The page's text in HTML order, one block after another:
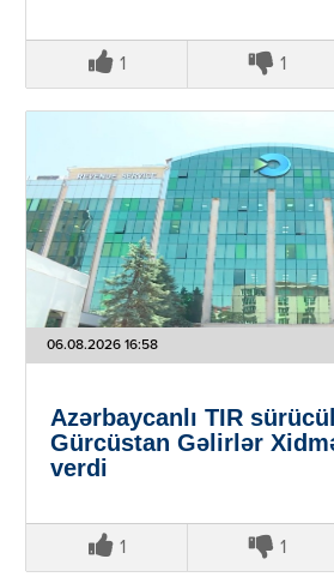
1 1
06.08.2026 16:58
Azərbaycanlı TIR
Gürcüstan Gəlirlər
verdi
1 1